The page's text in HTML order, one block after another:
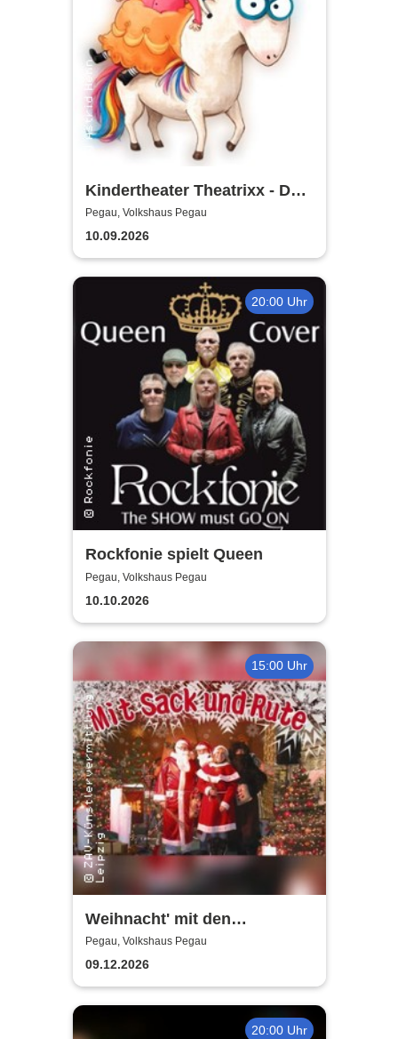
Kindertheater Theatrixx - Das
Neinhorn und der Geburtstag
Pegau, Volkshaus Pegau
10.09.2026
20:00 Uhr
Rockfonie spielt Queen
Pegau, Volkshaus Pegau
10.10.2026
15:00 Uhr
Weihnacht' mit den
Holzhäuser Spatzen - Mit
Sack und Rute
Pegau, Volkshaus Pegau
09.12.2026
20:00 Uhr